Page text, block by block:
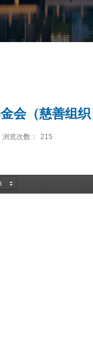
会（慈善组
浏览次数： 215